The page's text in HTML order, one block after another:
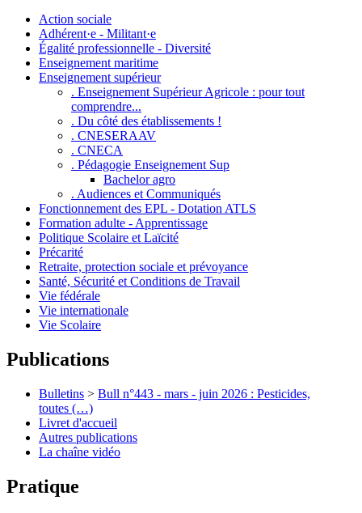
Action sociale
Adhérent·e - Militant·e
Égalité professionnelle - Diversité
Enseignement maritime
Enseignement supérieur
. Enseignement Supérieur Agricole : pour tout
comprendre...
. Du côté des établissements !
. CNESERAAV
. CNECA
. Pédagogie Enseignement Sup
Bachelor agro
. Audiences et Communiqués
Fonctionnement des EPL - Dotation ATLS
Formation adulte - Apprentissage
Politique Scolaire et Laïcité
Précarité
Retraite, protection sociale et prévoyance
Santé, Sécurité et Conditions de Travail
Vie fédérale
Vie internationale
Vie Scolaire
Publications
Bulletins > Bull n°443 - mars - juin 2026 : Pesticides,
toutes (…)
Livret d'accueil
Autres publications
La chaîne vidéo
Pratique